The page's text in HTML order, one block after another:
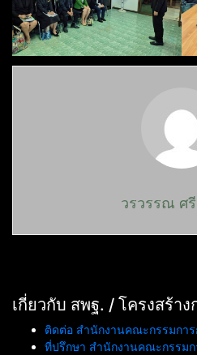
วรวรรณ ศ
เกี่ยวกับ สพฐ. / โครงสร้าง
ติดต่อ สำนักงานคณะกรรมกา
ที่ปรึกษา สำนักงานคณะกรรม